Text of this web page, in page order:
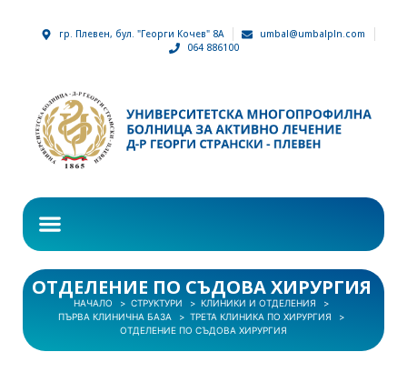
гр. Плевен, бул. "Георги Кочев" 8А
umbal@umbalpln.com
064 886100
ОТДЕЛЕНИЕ ПО СЪДОВА ХИРУРГИЯ
НАЧАЛО СТРУКТУРИ
КЛИНИКИ И ОТДЕЛЕНИЯ
ПЪРВА КЛИНИЧНА БАЗА
ТРЕТА КЛИНИКА ПО ХИРУРГИЯ
ОТДЕЛЕНИЕ ПО СЪДОВА ХИРУРГИЯ